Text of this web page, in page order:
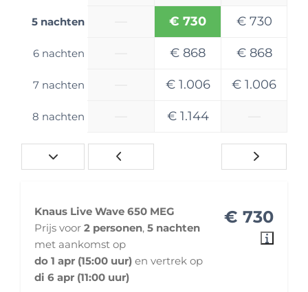
Beddengoed inbegrepen? : Nee
Breedte in meters: 2,3 m
Gordelplekken: 4 gordelplekken
AM/FM radio
Cruise Control
Kampeerbenodigdheden en accessoires
Fietsendrager: 2 rails systeem voor maximaal
60KG belading met handmatige lift
Gasflessen: 2 gasflessen, waarvan 1 volledig
gevuld
5 nachten € 730 € 730
6 nachten € 868 € 868
7 nachten € 1.006 € 1.006
8 nachten € 1.144
€ 730
Knaus Live Wave 650 MEG
Prijs voor 2 personen, 5 nachten
met aankomst op
do 1 apr (15:00 uur) en vertrek op
di 6 apr (11:00 uur)